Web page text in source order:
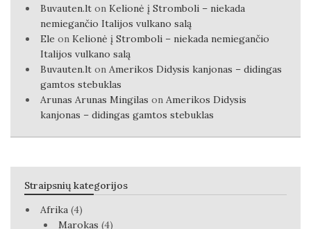
Buvauten.lt on Kelionė į Stromboli – niekada
nemiegančio Italijos vulkano salą
Ele on Kelionė į Stromboli – niekada nemiegančio
Italijos vulkano salą
Buvauten.lt on Amerikos Didysis kanjonas – didingas
gamtos stebuklas
Arunas Arunas Mingilas on Amerikos Didysis
kanjonas – didingas gamtos stebuklas
Straipsnių kategorijos
Afrika (4)
Marokas (4)